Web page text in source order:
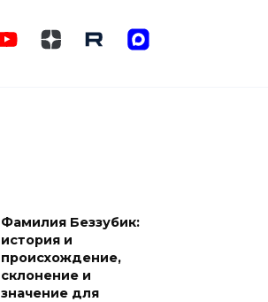
Фамилия Беззубик:
история и
происхождение,
склонение и
значение для